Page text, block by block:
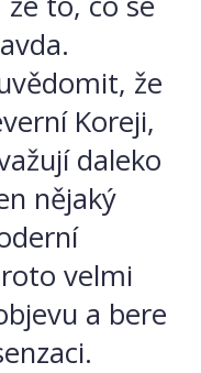
že
Koreji,
daleko
nějaký
velmi
a bere